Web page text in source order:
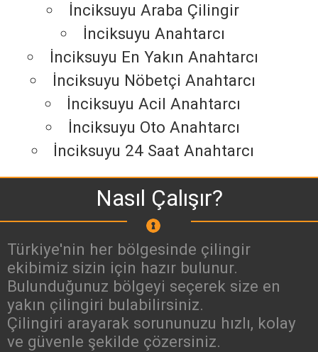
İnciksuyu Araba Çilingir
İnciksuyu Anahtarcı
İnciksuyu En Yakın Anahtarcı
İnciksuyu Nöbetçi Anahtarcı
İnciksuyu Acil Anahtarcı
İnciksuyu Oto Anahtarcı
İnciksuyu 24 Saat Anahtarcı
Nasıl Çalışır?
Türkiye'nin her bölgesinde çilingir
ekibimiz sizin için hazır bulunur.
Bulunduğunuz bölgeyi seçerek size en
yakın çilingiri bulabilirsiniz.
Çilingiri arayarak sorununuzu hızlı, kolay
ve güvenle şekilde çözersiniz.